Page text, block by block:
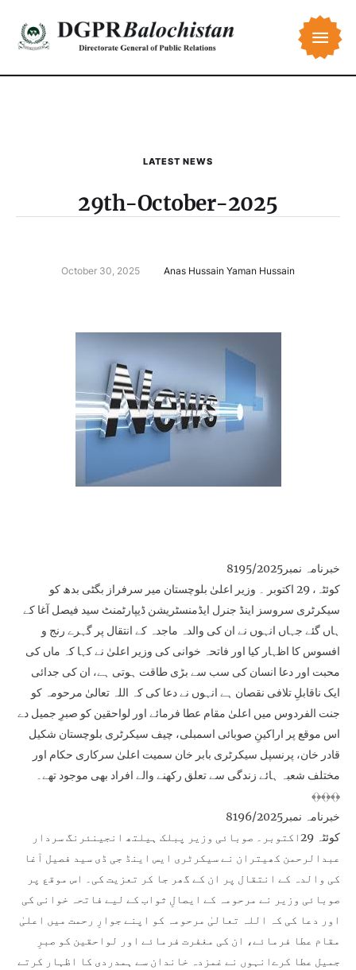
LATEST NEWS
29th-October-2025
October 30, 2025 Anas Hussain Yaman Hussain
خبرنامہ نمبر8195/2025
کوئٹہ، 29 اکتوبر ۔ وزیر اعلیٰ بلوچستان میر سرفراز بگٹی بدھ کو
سیکرٹری سروسز اینڈ جنرل ایڈمنسٹریشن ڈیپارٹمنٹ سید فیصل آغا کے
ہاں گئے جہاں انہوں نے ان کی والدہ ماجدہ کے انتقال پر گہرے رنج و
افسوس کا اظہار کیا اور فاتحہ خوانی کی وزیر اعلیٰ نے کہا کہ ماں کی
محبت اور دعا انسان کی سب سے بڑی طاقت ہوتی ہے، ان کی جدائی
ایک ناقابلِ تلافی نقصان ہے انہوں نے دعا کی کہ اللہ تعالیٰ مرحومہ کو
جنت الفردوس میں اعلیٰ مقام عطا فرمائے اور لواحقین کو صبرِ جمیل دے
اس موقع پر اراکینِ صوبائی اسمبلی، چیف سیکرٹری بلوچستان شکیل
قادر خان، پرنسپل سیکرٹری بابر خان سمیت اعلیٰ سرکاری حکام اور
مختلف شعبہ ہائے زندگی سے تعلق رکھنے والے افراد بھی موجود تھے۔
﴾﴿﴾﴿﴾﴿
خبرنامہ نمبر8196/2025
کوئٹہ 29اکتوبر۔ صوبائی وزیر پبلک ہیلتھ انجینئرنگ سردار
عبدالرحمن کھیتران نے سیکرٹری ایس اینڈ جی ڈی سید فصیل آغا
کی والدہ کے انتقال پر ان کے گھر جا کر تعزیت کی۔ اس موقع پر
صوبائی وزیر نے مرحومہ کے ایصالِ ثواب کے لیے فاتحہ خوانی کی
اور دعا کی کہ اللہ تعالیٰ مرحومہ کو اپنے جوارِ رحمت میں اعلیٰ
مقام عطا فرمائے، ان کی مغفرت فرمائے اور لواحقین کو صبرِ
جمیل عطا کرےانہوں نے غمزدہ خاندان سے ہمدردی کا اظہار کرتے